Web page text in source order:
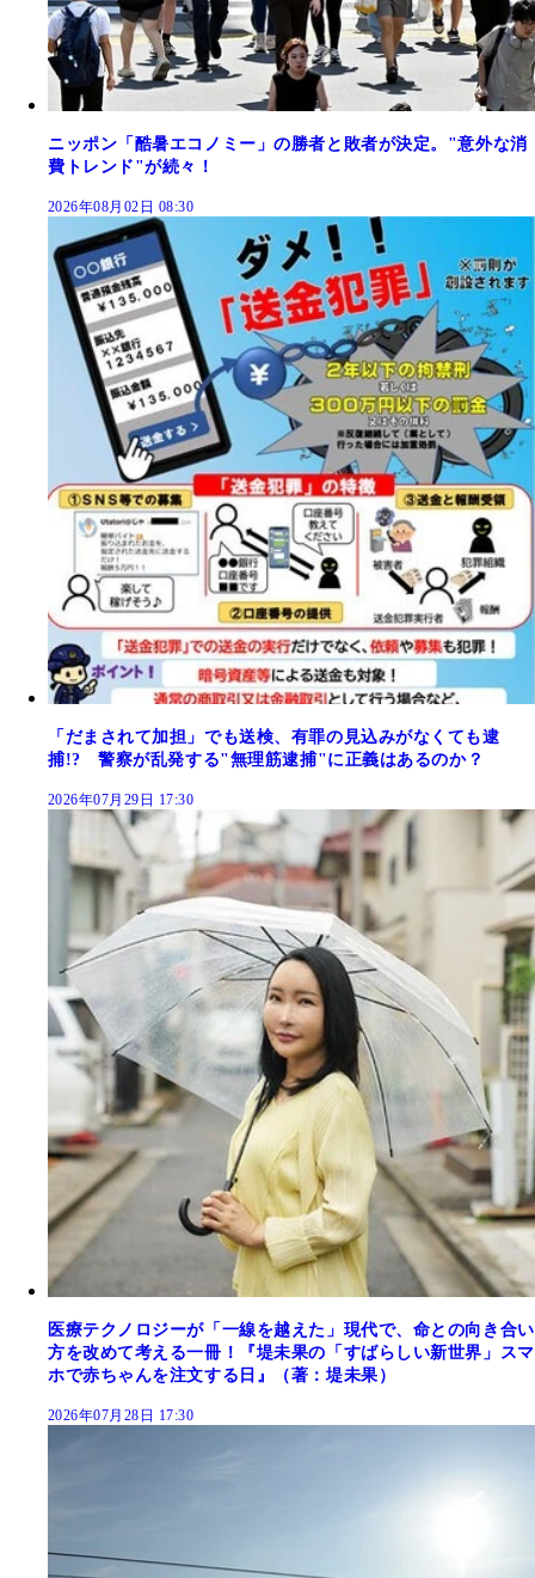
ニッポン「酷暑エコノミー」の勝者と敗者が決定。"意外な消
費トレンド"が続々！
2026年08月02日 08:30
「だまされて加担」でも送検、有罪の見込みがなくても逮
捕!? 警察が乱発する"無理筋逮捕"に正義はあるのか？
2026年07月29日 17:30
医療テクノロジーが「一線を越えた」現代で、命との向き合い
方を改めて考える一冊！『堤未果の「すばらしい新世界」スマ
ホで赤ちゃんを注文する日』（著：堤未果）
2026年07月28日 17:30